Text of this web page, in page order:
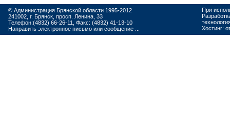
© Администрация Брянской области 1995-2012
241002, г. Брянск, просп. Ленина, 33
Телефон:(4832) 66-26-11, Факс: (4832) 41-13-10
Направить электронное письмо или сообщение ...
При
Хостинг: